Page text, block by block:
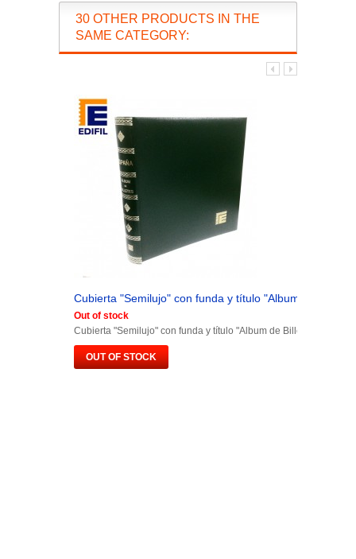
30 OTHER PRODUCTS IN THE
SAME CATEGORY:
Cubierta "Semilujo" con funda y título "Album de
Out of stock
Cubierta "Semilujo" con funda y título "Album de Billetes España"
OUT OF STOCK